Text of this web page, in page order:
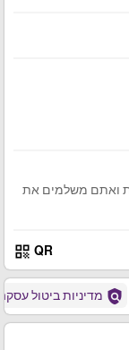
ואתם משלמים את
QR
qr_code
policy מדיניות ביטול